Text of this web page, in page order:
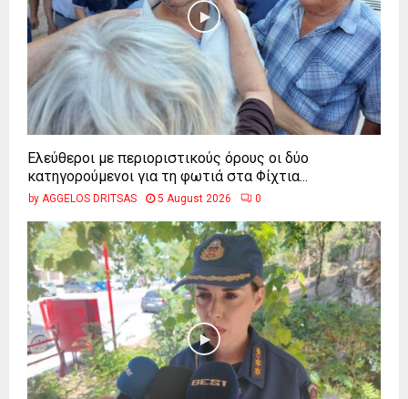
Ελεύθεροι με περιοριστικούς όρους οι δύο
κατηγορούμενοι για τη φωτιά στα Φίχτια...
by AGGELOS DRITSAS 5 August 2026 0